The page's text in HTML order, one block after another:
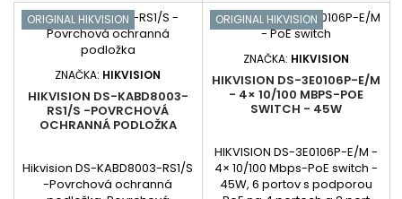
ORIGINAL HIKVISION
ZNAČKA: HIKVISION
HIKVISION DS-KABD8003-
RS1/S -POVRCHOVÁ
OCHRANNÁ PODLOŽKA
Hikvision DS-KABD8003-RS1/S
-Povrchová ochranná
ORIGINAL HIKVISION
ZNAČKA: HIKVISION
HIKVISION DS-3E0106P-E/M
- 4× 10/100 MBPS-POE
SWITCH - 45W
HIKVISION DS-3E0106P-E/M -
4× 10/100 Mbps-PoE switch -
45W, 6 portov s podporou